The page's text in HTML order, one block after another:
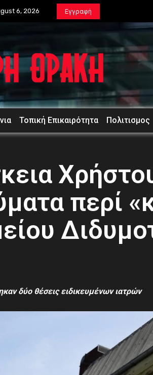
6, 2026 Εγγραφή
Τοπική Επικαιρότητα Πολιτισμος
περί
δύο θέσεις ειδικευμένων ιατρών